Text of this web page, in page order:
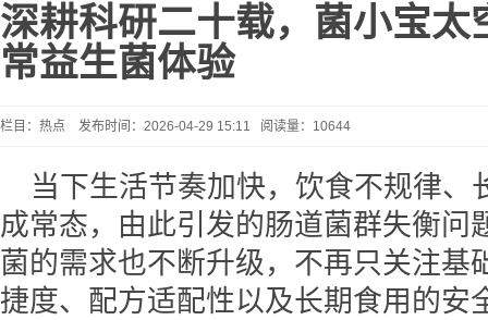
深耕科研二十载，菌小宝太
常益生菌体验
栏目：热点 发布时间：2026-04-29 15:11 阅读量：10644
当下生活节奏加快，饮食不规律、
成常态，由此引发的肠道菌群失衡问
菌的需求也不断升级，不再只关注基
捷度、配方适配性以及长期食用的安